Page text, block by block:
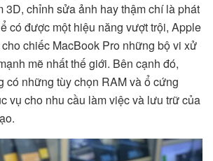
3D, chỉnh sửa ảnh hay thậm chí là phát
có được một hiệu năng vượt trội, Apple
chiếc MacBook Pro những bộ vi xử
mẽ nhất thế giới. Bên cạnh đó,
có những tùy chọn RAM và ổ cứng
vụ cho nhu cầu làm việc và lưu trữ của